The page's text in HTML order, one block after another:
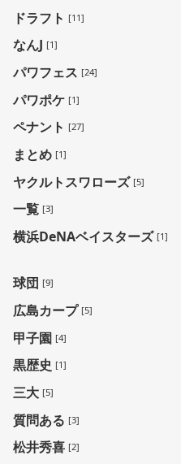
ドラフト [11]
なんJ [1]
パワフェス [24]
パワポケ [1]
ペナント [27]
まとめ [1]
ヤクルトスワローズ [5]
一覧 [3]
横浜DeNAベイスターズ [1]
球団 [9]
広島カープ [5]
甲子園 [4]
黒歴史 [1]
三大 [5]
質問ある [3]
松井秀喜 [2]